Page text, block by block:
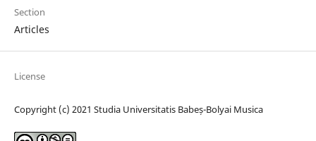
Section
Articles
License
Copyright (c) 2021 Studia Universitatis Babeș-Bolyai Musica